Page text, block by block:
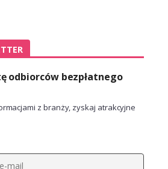
odbiorców bezpłatnego
z branży, zyskaj atrakcyjne